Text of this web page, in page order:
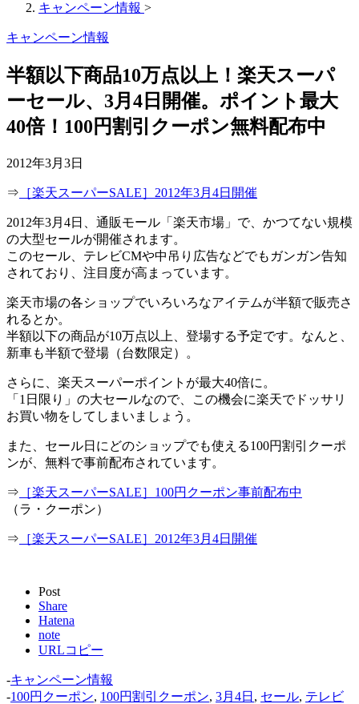
キャンペーン情報 >
キャンペーン情報
半額以下商品10万点以上！楽天スーパ
ーセール、3月4日開催。ポイント最大
40倍！100円割引クーポン無料配布中
2012年3月3日
⇒ ［楽天スーパーSALE］2012年3月4日開催
2012年3月4日、通販モール「楽天市場」で、かつてない規模
の大型セールが開催されます。
このセール、テレビCMや中吊り広告などでもガンガン告知
されており、注目度が高まっています。
楽天市場の各ショップでいろいろなアイテムが半額で販売さ
れるとか。
半額以下の商品が10万点以上、登場する予定です。なんと、
新車も半額で登場（台数限定）。
さらに、楽天スーパーポイントが最大40倍に。
「1日限り」の大セールなので、この機会に楽天でドッサリ
お買い物をしてしまいましょう。
また、セール日にどのショップでも使える100円割引クーポ
ンが、無料で事前配布されています。
⇒ ［楽天スーパーSALE］100円クーポン事前配布中
（ラ・クーポン）
⇒ ［楽天スーパーSALE］2012年3月4日開催
Post
Share
Hatena
note
URLコピー
-キャンペーン情報
-100円クーポン, 100円割引クーポン, 3月4日 , セール, テレビ